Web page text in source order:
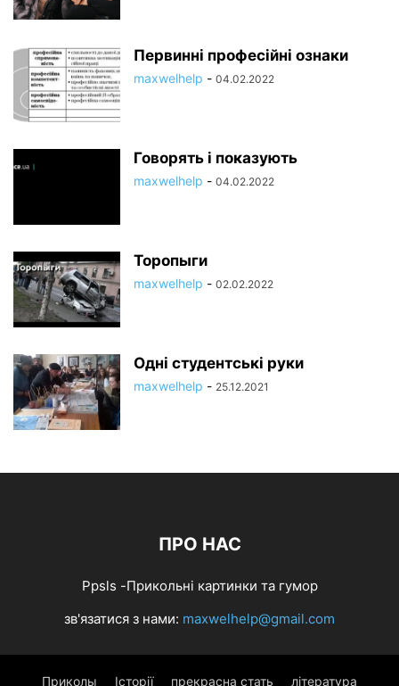
Первинні професійні ознаки
maxwelhelp - 04.02.2022
Говорять і показують
maxwelhelp - 04.02.2022
Торопыги
maxwelhelp - 02.02.2022
Одні студентські руки
maxwelhelp - 25.12.2021
ПРО НАС
Ppsls -Прикольні картинки та гумор
зв'язатися з нами: maxwelhelp@gmail.com
Приколы Історії прекрасна стать література